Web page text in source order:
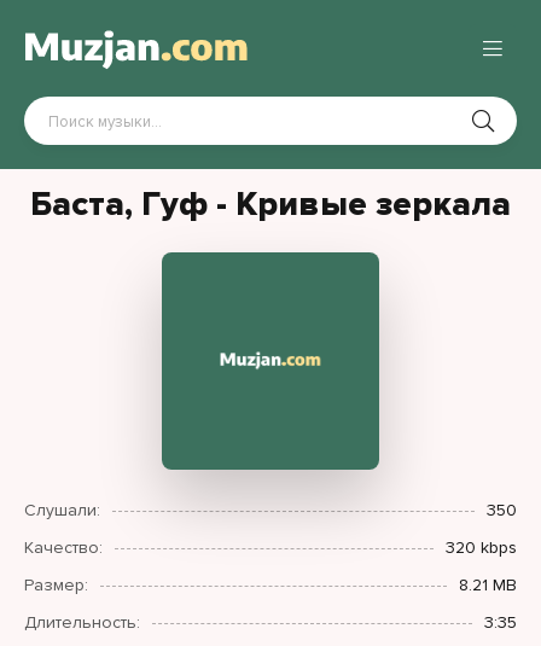
Баста, Гуф - Кривые зеркала
Слушали:
350
Качество:
320 kbps
Размер:
8.21 MB
Длительность:
3:35